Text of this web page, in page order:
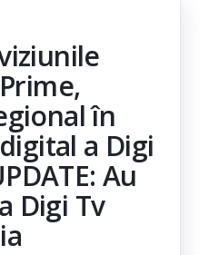
în
a Digi
Au
Digi Tv